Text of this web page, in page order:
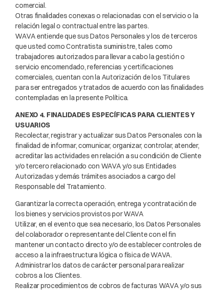
comercial.
Otras finalidades conexas o relacionadas con el servicio o la
relación legal o contractual entre las partes.
WAVA entiende que sus Datos Personales y los de terceros
que usted como Contratista suministre, tales como
trabajadores autorizados para llevar a cabo la gestión o
servicio encomendado, referencias y certificaciones
comerciales, cuentan con la Autorización de los Titulares
para ser entregados y tratados de acuerdo con las finalidades
contempladas en la presente Política.
ANEXO 4. FINALIDADES ESPECÍFICAS PARA CLIENTES Y
USUARIOS
Recolectar, registrar y actualizar sus Datos Personales con la
finalidad de informar, comunicar, organizar, controlar, atender,
acreditar las actividades en relación a su condición de Cliente
y/o tercero relacionado con WAVA y/o sus Entidades
Autorizadas y demás trámites asociados a cargo del
Responsable del Tratamiento.
Garantizar la correcta operación, entrega y contratación de
los bienes y servicios provistos por WAVA
Utilizar, en el evento que sea necesario, los Datos Personales
del colaborador o representante del Cliente con el fin
mantener un contacto directo y/o de establecer controles de
acceso a la infraestructura lógica o física de WAVA.
Administrar los datos de carácter personal para realizar
cobros a los Clientes.
Realizar procedimientos de cobros de facturas WAVA y/o sus